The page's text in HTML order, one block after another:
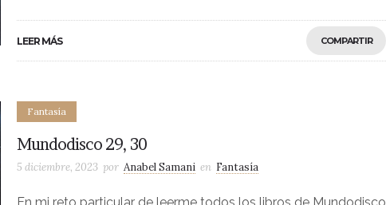
LEER MÁS COMPARTIR
Fantasía
Mundodisco 29, 30
5 diciembre, 2023 por Anabel Samani en Fantasía